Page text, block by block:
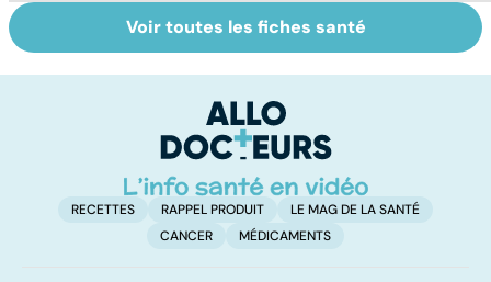
HPV : tout savoir
sur les
Intestin irritable :
le régime
solution ?
Voir toutes les fiches santé
RECETTES RAPPEL PRODUIT
LE MAG DE LA SANTÉ
CANCER
MÉDICAMENTS